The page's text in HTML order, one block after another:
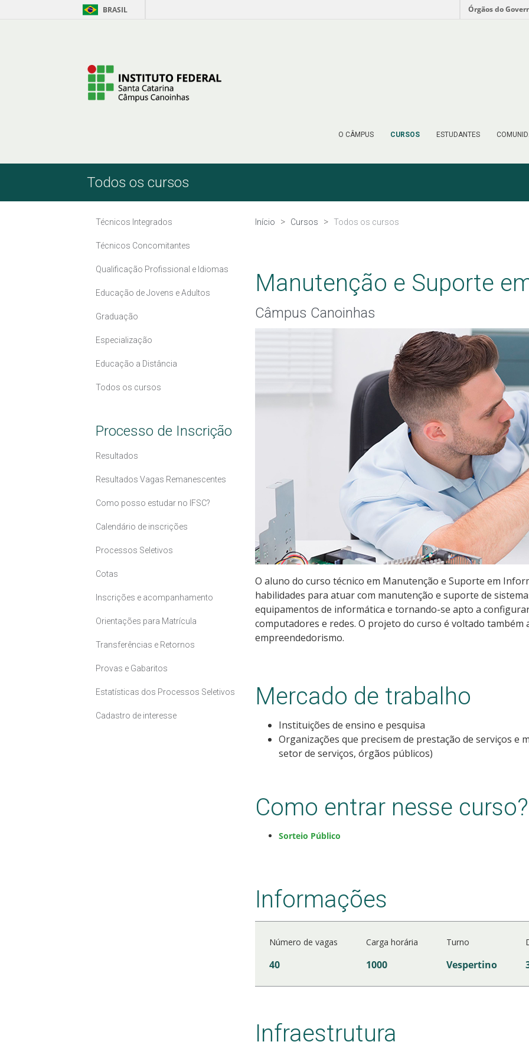
BRASIL Órgãos do
O CÂMPUS CURSOS ESTUDANTES
Todos os cursos
Técnicos Integrados
Técnicos Concomitantes
Qualificação Profissional e Idiomas
Educação de Jovens e Adultos
Graduação
Especialização
Educação a Distância
Todos os cursos
Processo de Inscrição
Resultados
Resultados Vagas Remanescentes
Como posso estudar no IFSC?
Calendário de inscrições
Processos Seletivos
Cotas
Inscrições e acompanhamento
Orientações para Matrícula
Transferências e Retornos
Provas e Gabaritos
Estatísticas dos Processos Seletivos
Cadastro de interesse
Início Cursos Todos os cursos
Manutenção e Suporte
Câmpus Canoinhas
O aluno do curso técnico em Manutenção e Suporte em
habilidades para atuar com manutenção e suporte de
equipamentos de informática e tornando-se apto a
computadores e redes. O projeto do curso é voltado também
empreendedorismo.
Mercado de trabalho
Instituições de ensino e pesquisa
Organizações que precisem de prestação de serviços e
setor de serviços, órgãos públicos)
Como entrar nesse curso?
Sorteio Público
Informações
Número de vagas Carga horária Turno
40 1000 Vespertino
Infraestrutura